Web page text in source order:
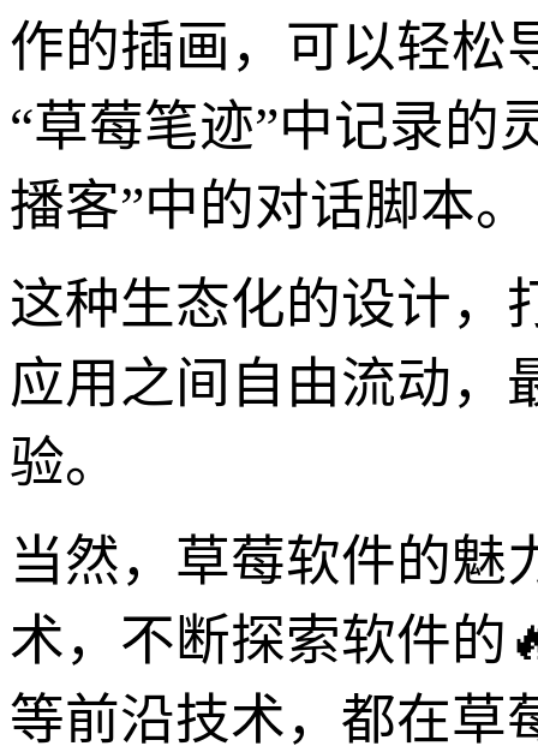
作的插画，可以轻松
“草莓笔迹”中记录的
播客”中的对话脚本。
这种生态化的设计，
应用之间自由流动，
验。
当然，草莓软件的魅
术，不断探索软件的
等前沿技术，都在草